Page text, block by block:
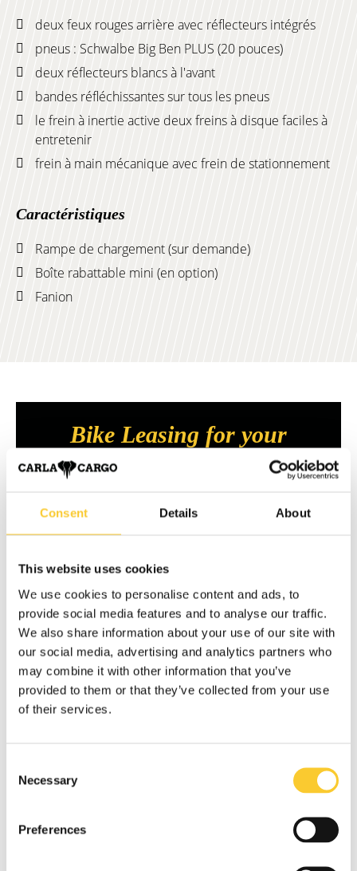
Consent Details About
This website uses cookies
We use cookies to personalise content and ads, to
provide social media features and to analyse our traffic.
We also share information about your use of our site with
our social media, advertising and analytics partners who
may combine it with other information that you’ve
provided to them or that they’ve collected from your use
of their services.
Selection
Necessary
Preferences
deux feux rouges arrière avec réflecteurs intégrés
pneus : Schwalbe Big Ben PLUS (20 pouces)
deux réflecteurs blancs à l'avant
bandes réfléchissantes sur tous les pneus
le frein à inertie active deux freins à disque faciles à
entretenir
frein à main mécanique avec frein de stationnement
Caractéristiques
Rampe de chargement (sur demande)
Boîte rabattable mini (en option)
Fanion
Bike Leasing for your
mindful of your business expenses - with a JobRad
for freelancers, you gain extra flexibility in your
Discover our offer now!
Dutch Expres, New York
Nous utilisons plusieurs CARLA chez Dutch Express 7
jours sur 7 pour livrer des produits alimentaires à New
York pour WholeFoods (Amazon). Les CARLAs sont très